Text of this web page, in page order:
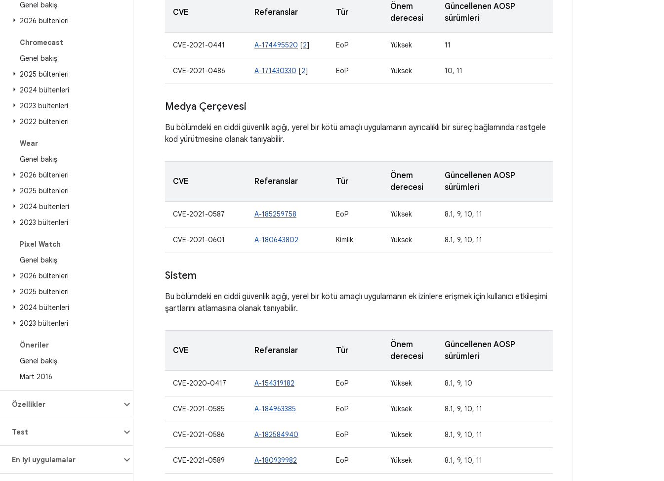
Genel bakış
2026 bültenleri
Chromecast
Genel bakış
2025 bültenleri
2024 bültenleri
2023 bültenleri
2022 bültenleri
Wear
Genel bakış
2026 bültenleri
2025 bültenleri
2024 bültenleri
2023 bültenleri
Pixel Watch
Genel bakış
2026 bültenleri
2025 bültenleri
2024 bültenleri
2023 bültenleri
Öneriler
Genel bakış
Mart 2016
Özellikler
Test
En iyi uygulamalar
CVE Referanslar Tür
Önem
derecesi
Güncellenen AOSP
sürümleri
CVE-2021-0441 A-174495520 [2] EoP Yüksek 11
CVE-2021-0486 A-171430330 [2] EoP Yüksek 10, 11
Medya Çerçevesi
Bu bölümdeki en ciddi güvenlik açığı, yerel bir kötü amaçlı uygulamanın ayrıcalıklı bir süreç bağlamında rastgele
kod yürütmesine olanak tanıyabilir.
CVE Referanslar Tür
Önem
derecesi
Güncellenen AOSP
sürümleri
CVE-2021-0587 A-185259758 EoP Yüksek 8.1, 9, 10, 11
CVE-2021-0601 A-180643802 Kimlik Yüksek 8.1, 9, 10, 11
Sistem
Bu bölümdeki en ciddi güvenlik açığı, yerel bir kötü amaçlı uygulamanın ek izinlere erişmek için kullanıcı etkileşimi
şartlarını atlamasına olanak tanıyabilir.
CVE Referanslar Tür
Önem
derecesi
Güncellenen AOSP
sürümleri
CVE-2020-0417 A-154319182 EoP Yüksek 8.1, 9, 10
CVE-2021-0585 A-184963385 EoP Yüksek 8.1, 9, 10, 11
CVE-2021-0586 A-182584940 EoP Yüksek 8.1, 9, 10, 11
CVE-2021-0589 A-180939982 EoP Yüksek 8.1, 9, 10, 11